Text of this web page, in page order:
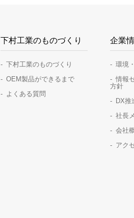
下村工業のものづくり
下村工業のものづくり
OEM製品ができるまで
よくある質問
企業
環境
情報
方針
DX推
社長
会社
アク